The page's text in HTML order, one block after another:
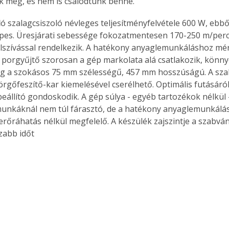
szalagcsiszoló névleges teljesítményfelvétele 600 W,
Üresjárati sebessége fokozatmentesen 170-250 m/
rendelkezik. A hatékony anyaglemunkáláshoz
szorosan a gép markolata alá csatlakozik,
a szokásos 75 mm szélességű, 457 mm hosszúságú. A
kar kiemelésével cserélhető. Optimális
gondoskodik. A gép súlya - egyéb tartozékok nélkül
nem túl fárasztó, de a hatékony
nélkül megfelelő. A készülék zajszintje a
időt